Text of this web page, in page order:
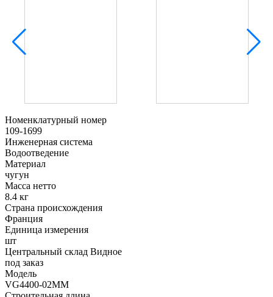
Номенклатурный номер
109-1699
Инженерная система
Водоотведение
Материал
чугун
Масса нетто
8.4 кг
Страна происхождения
Франция
Единица измерения
шт
Центральный склад Видное
под заказ
Модель
VG4400-02MM